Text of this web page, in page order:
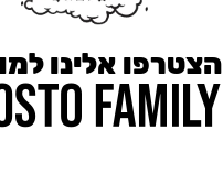
הצטרפו אלינו